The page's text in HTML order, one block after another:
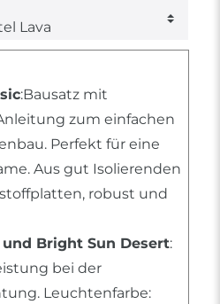
:Bausatz mit
zum einfachen
Perfekt für eine
Aus gut Isolierenden
robust und
und Bright Sun Desert:
bei der
Leuchtenfarbe: